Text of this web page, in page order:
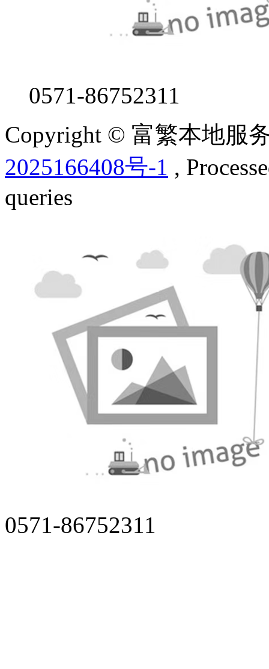
0571-86752311
Copyright © 富繁本地服
2025166408号-1 ,
queries
0571-86752311